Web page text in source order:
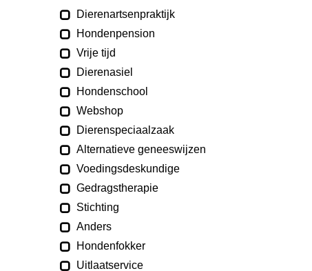
Dierenartsenpraktijk
Hondenpension
Vrije tijd
Dierenasiel
Hondenschool
Webshop
Dierenspeciaalzaak
Alternatieve geneeswijzen
Voedingsdeskundige
Gedragstherapie
Stichting
Anders
Hondenfokker
Uitlaatservice